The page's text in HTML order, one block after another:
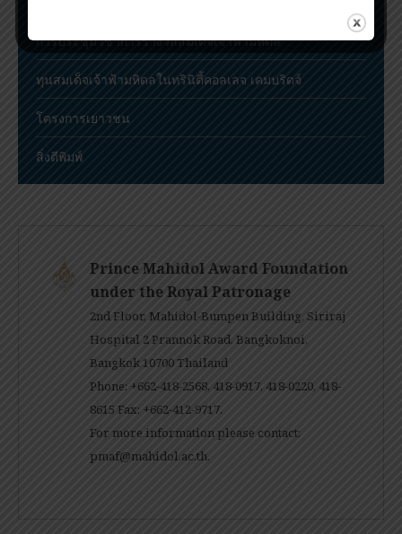
การประชุมวิชาการรางวัลสมเด็จเจ้าฟ้ามหิดล
ทุนสมเด็จเจ้าฟ้ามหิดลในทรินิตี้คอลเลจ เคมบริดจ์
โครงการเยาวชน
สิ่งตีพิมพ์
Prince Mahidol Award Foundation
under the Royal Patronage
2nd Floor, Mahidol-Bumpen Building, Siriraj
Hospital 2 Prannok Road, Bangkoknoi,
Bangkok 10700 Thailand
Phone: +662-418-2568, 418-0917, 418-0220, 418-
8615 Fax: +662-412-9717.
For more information please contact:
pmaf@mahidol.ac.th.